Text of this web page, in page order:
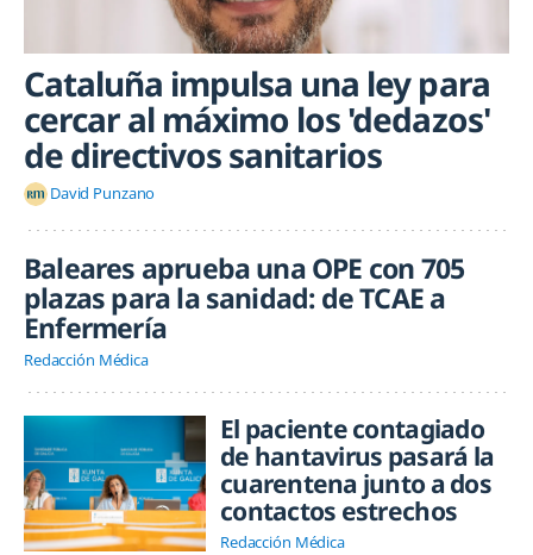
Cataluña impulsa una ley para
cercar al máximo los 'dedazos'
de directivos sanitarios
David Punzano
Baleares aprueba una OPE con 705
plazas para la sanidad: de TCAE a
Enfermería
Redacción Médica
El paciente contagiado
de hantavirus pasará la
cuarentena junto a dos
contactos estrechos
Redacción Médica